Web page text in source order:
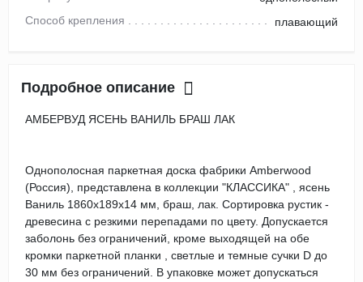
Способ крепления
плавающий
Подробное описание
АМБЕРВУД ЯСЕНЬ ВАНИЛЬ БРАШ ЛАК
Однополосная паркетная доска фабрики Amberwood
(Россия), представлена в коллекции "КЛАССИКА" , ясень
Ваниль 1860х189х14 мм, браш, лак. Сортировка рустик -
древесина с резкими перепадами по цвету. Допускается
заболонь без ограничений, кроме выходящей на обе
кромки паркетной планки , светлые и темные сучки D до
30 мм без ограничений. В упаковке может допускаться